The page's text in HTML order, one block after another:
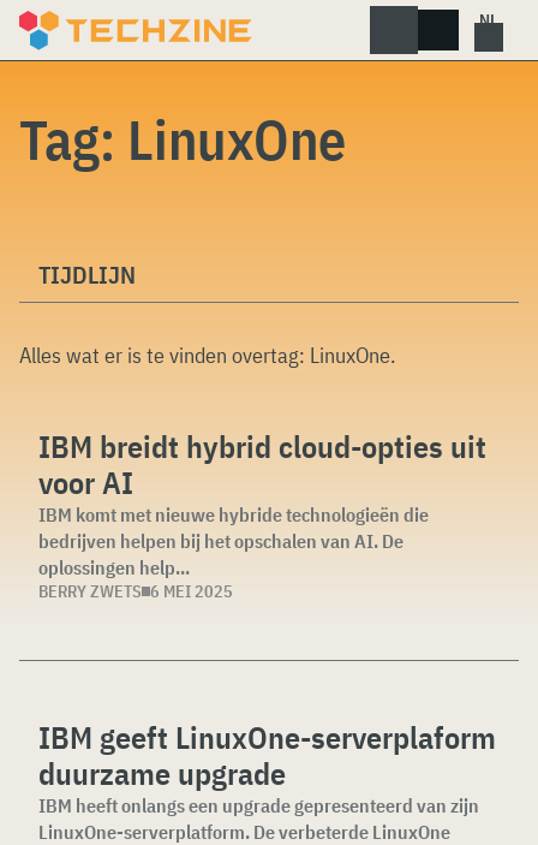
Skip
Tag: LinuxOne
TIJDLIJN
Alles wat er is te vinden overtag: LinuxOne.
IBM breidt hybrid cloud-opties uit
voor AI
IBM komt met nieuwe hybride technologieën die
bedrijven helpen bij het opschalen van AI. De
oplossingen help...
BERRY ZWETS 6 MEI 2025
IBM geeft LinuxOne-serverplaform
duurzame upgrade
IBM heeft onlangs een upgrade gepresenteerd van zijn
LinuxOne-serverplatform. De verbeterde LinuxOne